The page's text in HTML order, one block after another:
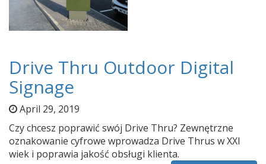
Drive Thru Outdoor Digital
Signage
April 29, 2019
Czy chcesz poprawić swój Drive Thru? Zewnętrzne
oznakowanie cyfrowe wprowadza Drive Thrus w XXI
wiek i poprawia jakość obsługi klienta.